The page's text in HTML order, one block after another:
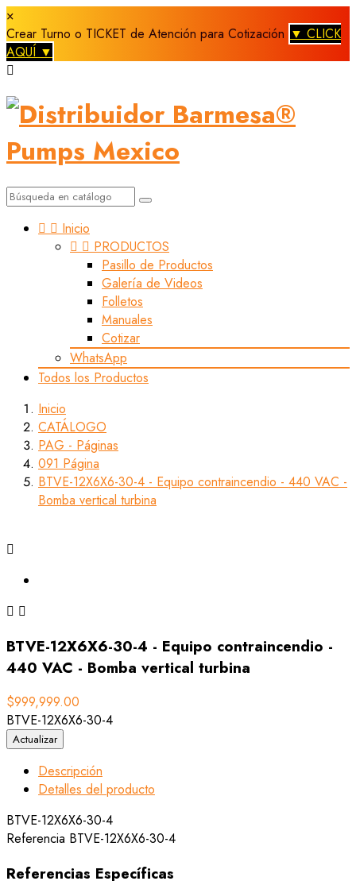
×
Crear Turno o TICKET de Atención para Cotización ▼ CLICK
AQUÍ ▼

  Inicio
  PRODUCTOS
Pasillo de Productos
Galería de Videos
Folletos
Manuales
Cotizar
WhatsApp
Todos los Productos
Inicio
CATÁLOGO
PAG - Páginas
091 Página
BTVE-12X6X6-30-4 - Equipo contraincendio - 440 VAC -
Bomba vertical turbina

 
BTVE-12X6X6-30-4 - Equipo contraincendio -
440 VAC - Bomba vertical turbina
$999,999.00
BTVE-12X6X6-30-4
Descripción
Detalles del producto
BTVE-12X6X6-30-4
Referencia BTVE-12X6X6-30-4
Referencias Específicas